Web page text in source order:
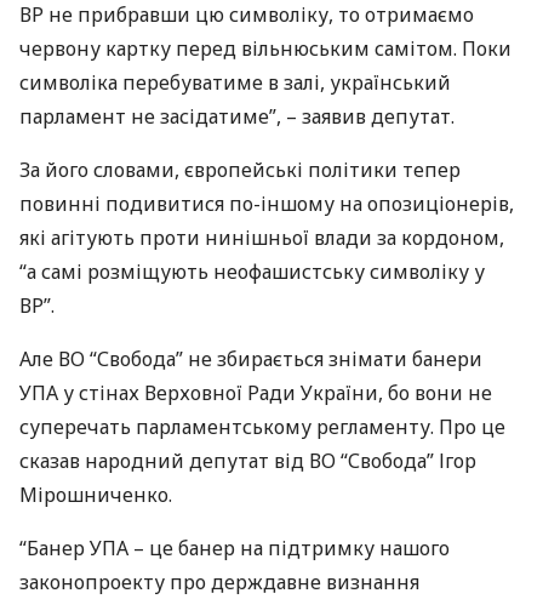
ВР не прибравши цю символіку, то отримаємо
червону картку перед вільнюським самітом. Поки
символіка перебуватиме в залі, український
парламент не засідатиме”, – заявив депутат.
За його словами, європейські політики тепер
повинні подивитися по-іншому на опозиціонерів,
які агітують проти нинішньої влади за кордоном,
“а самі розміщують неофашистську символіку у
ВР”.
Але ВО “Свобода” не збирається знімати банери
УПА у стінах Верховної Ради України, бо вони не
суперечать парламентському регламенту. Про це
сказав народний депутат від ВО “Свобода” Ігор
Мірошниченко.
“БанерУПА – це банер на підтримку нашого
законопроекту про держдавне визнання